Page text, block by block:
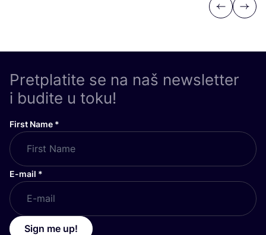
Previous
Next
Pretplatite se na naš newsletter
i budite u toku!
First Name *
E-mail *
Sign me up!